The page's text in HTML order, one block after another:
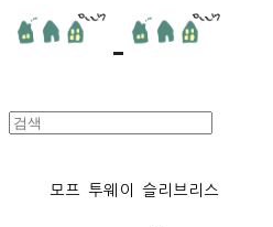
모프 투웨이 슬리브리스